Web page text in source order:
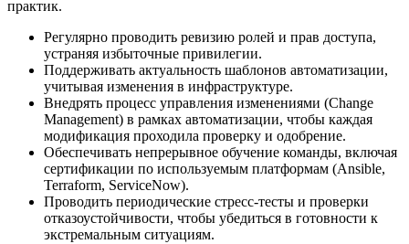
практик.
Регулярно проводить ревизию ролей и прав доступа,
устраняя избыточные привилегии.
Поддерживать актуальность шаблонов автоматизации,
учитывая изменения в инфраструктуре.
Внедрять процесс управления изменениями (Change
Management) в рамках автоматизации, чтобы каждая
модификация проходила проверку и одобрение.
Обеспечивать непрерывное обучение команды, включая
сертификации по используемым платформам (Ansible,
Terraform, ServiceNow).
Проводить периодические стресс‑тесты и проверки
отказоустойчивости, чтобы убедиться в готовности к
экстремальным ситуациям.